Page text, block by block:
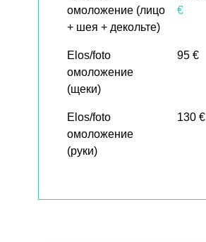
омоложение (лицо
+ шея + декольте)
€
Elos/foto
омоложение
(щеки)
95 €
Elos/foto
омоложение
(руки)
130 €